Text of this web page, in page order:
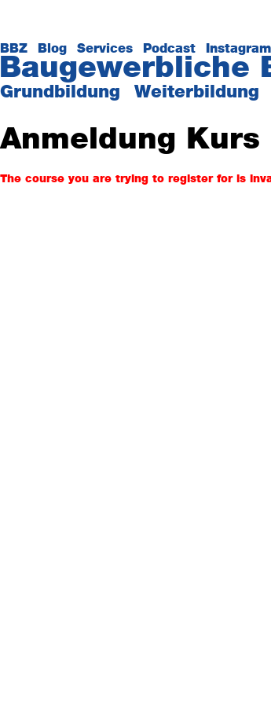
BBZ Blog Services Podcast Instagram
Baugewerbliche
Grundbildung Weiterbildung
Anmeldung Kurs
The course you are trying to register for is